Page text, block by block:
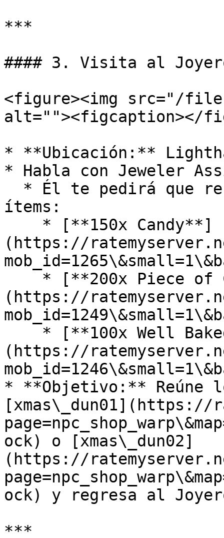
***
#### 3. Visita al
<figure><img src="/files/
alt=""><figcaption></
* **Ubicación:**
* Habla con Jeweler
ítems:
(https://
(https://
(https://
* **Objetivo:** Reúne
[xmas\_dun01](https://
ock) o [xmas\_dun02]
(https://
ock) y regresa al
***